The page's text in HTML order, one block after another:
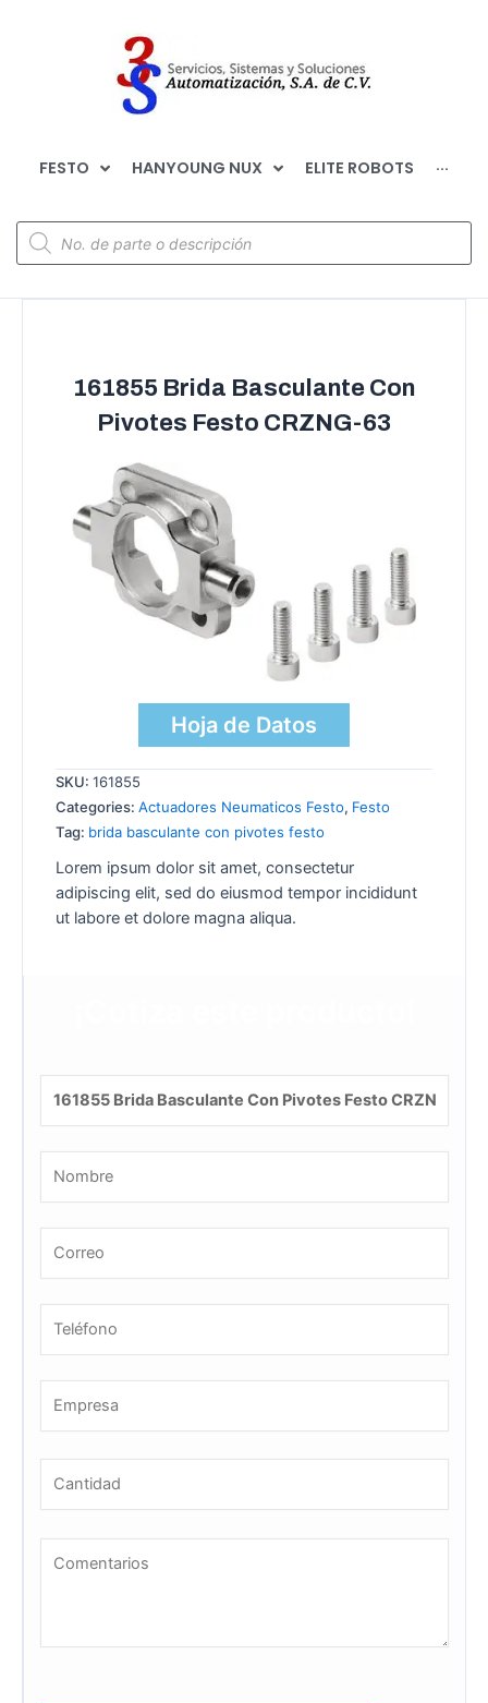
FESTO HANYOUNG NUX ELITE ROBOTS ···
161855 Brida Basculante Con
Pivotes Festo CRZNG-63
Hoja de Datos
SKU: 161855
Categories: Actuadores Neumaticos Festo, Festo
Tag: brida basculante con pivotes festo
Lorem ipsum dolor sit amet, consectetur
adipiscing elit, sed do eiusmod tempor incididunt
ut labore et dolore magna aliqua.